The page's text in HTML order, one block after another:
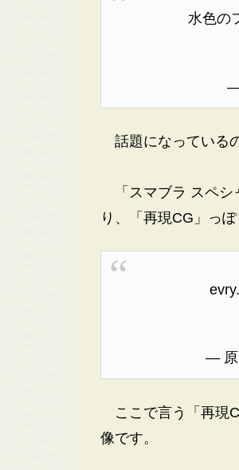
水色の
—
話題になっている
「スマブラ スペシ
り、「再現CG」っ
— 原
ここで言う「再現
像です。